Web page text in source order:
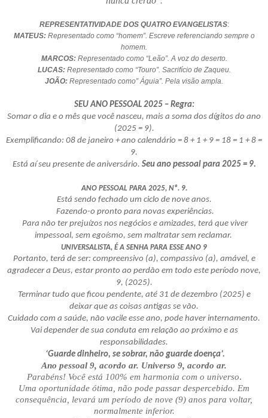
REPRESENTATIVIDADE DOS QUATRO EVANGELISTAS:
MATEUS: Representado como “homem”. Escreve referenciando sempre o
homem.
MARCOS: Representado como “Leão”. A voz do deserto.
LUCAS: Representado como “Touro”. Sacrifício de Zaqueu.
JOÃO: Representado como” Águia”. Pela visão ampla.
SEU ANO PESSOAL 2025 – Regra:
Somar o dia e o mês que você nasceu, mais a soma dos dígitos do ano
(2025 = 9).
Exemplificando: 08 de janeiro + ano calendário = 8 + 1 + 9 = 18 = 1 + 8 =
9.
Está aí seu presente de aniversário. Seu ano pessoal para 2025 = 9.
ANO PESSOAL PARA 2025, Nº. 9.
Está sendo fechado um ciclo de nove anos.
Fazendo-o pronto para novas experiências.
Para não ter prejuízos nos negócios e amizades, terá que viver
impessoal, sem egoísmo, sem maltratar sem reclamar.
UNIVERSALISTA, É A SENHA PARA ESSE ANO 9
Portanto, terá de ser: compreensivo (a), compassivo (a), amável, e
agradecer a Deus, estar pronto ao perdão em todo este período nove,
9, (2025).
Terminar tudo que ficou pendente, até 31 de dezembro (2025) e
deixar que as coisas antigas se vão.
Cuidado com a saúde, não vacile esse ano, pode haver internamento.
Vai depender de sua conduta em relação ao próximo e as
responsabilidades.
‘Guarde dinheiro, se sobrar, não guarde doença’.
Ano pessoal 9, acordo ar. Universo 9, acordo ar.
Parabéns! Você está 100% em harmonia com o universo.
Uma oportunidade ótima, não pode passar despercebido. Em
consequência, levará um período de nove (9) anos para voltar,
normalmente inferior.